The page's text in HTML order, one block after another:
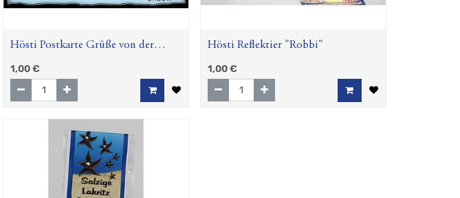
Hösti Postkarte Grüße von der
Küste (Möwe)
1,00€
Hösti Reflektier "Robbi"
1,00€